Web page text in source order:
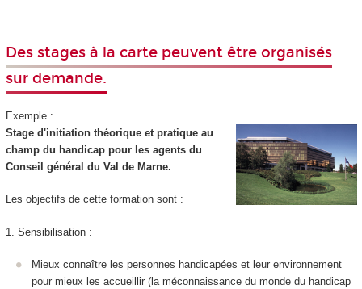
Des stages à la carte peuvent être organisés
sur demande.
Exemple :
Stage d'initiation théorique et pratique au
champ du handicap pour les agents du
Conseil général du Val de Marne.
Les objectifs de cette formation sont :
1. Sensibilisation :
Mieux connaître les personnes handicapées et leur environnement
pour mieux les accueillir (la méconnaissance du monde du handicap